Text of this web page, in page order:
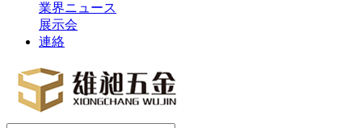
業界ニュース
展示会
連絡